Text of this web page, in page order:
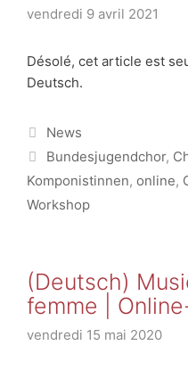
vendredi 9 avril 2021
Désolé, cet article est
Deutsch.
Catégories
News
Étiquettes
Bundesjugendchor,
Komponistinnen, online,
Workshop
(Deutsch)
femme |
vendredi 15 mai 2020